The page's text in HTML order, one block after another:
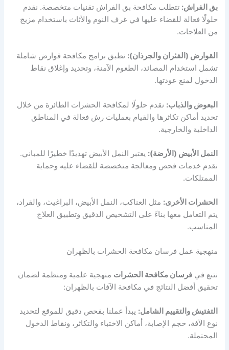
بق الفراش: تتطلب مكافحة بق الفراش تقنيات متخصصة. نقدم
حلولًا فعالة للقضاء عليها في غرف النوم والأثاث باستخدام مزيج
من العلاجات.
القوارض (الفئران والجرذان): نطبق برامج مكافحة قوارض شاملة
تشمل استخدام المصائد، الطعوم الآمنة، وتحديد وإغلاق نقاط
الدخول لمنع عودتها.
البعوض والذباب: نقدم حلولًا لمكافحة الحشرات الطائرة من خلال
تحديد أماكن تكاثرها والقيام بعمليات رش فعالة في المناطق
الداخلية والخارجية.
النمل الأبيض (الأرضة): يعتبر النمل الأبيض تهديدًا خطيرًا للمباني.
نقدم خدمات فحص ومعالجة متخصصة للقضاء عليه وحماية
الممتلكات.
الحشرات الأخرى: مثل العناكب، النمل الأبيض، البراغيث، والقراد،
يتم التعامل معها بناءً على التشخيص الدقيق وتطبيق العلاج
المناسب.
منهجية عمل فرسان مكافحة الحشرات بالظهران
نتبع فيفرسان مكافحة الحشرات منهجية علمية ومنظمة لضمان
تحقيق أفضل النتائج في مكافحة الآفات بالظهران:
التفتيش والتقييم الشامل: يبدأ عملنا بفحص دقيق للموقع لتحديد
نوع الآفة، حجم الإصابة، أماكن الاختباء والتكاثر، ونقاط الدخول
المحتملة.